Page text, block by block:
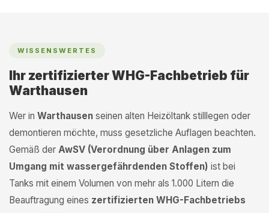
WISSENSWERTES
Ihr zertifizierter WHG-Fachbetrieb für
Warthausen
Wer in Warthausen seinen alten Heizöltank stilllegen oder
demontieren möchte, muss gesetzliche Auflagen beachten.
Gemäß der AwSV (Verordnung über Anlagen zum
Umgang mit wassergefährdenden Stoffen) ist bei
Tanks mit einem Volumen von mehr als 1.000 Litern die
Beauftragung eines zertifizierten WHG-Fachbetriebs